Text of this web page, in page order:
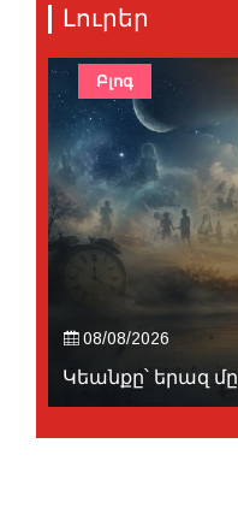
Լուրեր
08/08/2026
Կեանքը՝ երազ մը
Բլոգ